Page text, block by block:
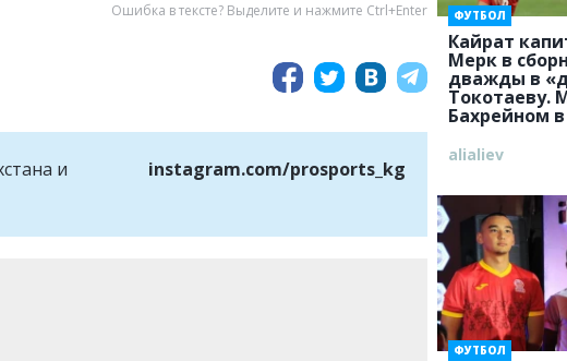
Ошибка в тексте? Выделите и нажмите Ctrl+Enter
и
instagram.com/prosports_kg
Кайрат
Мерк в
дважды в
Токотаеву.
Бахрейном
ФУТБОЛ
alialiev
ФУТБОЛ